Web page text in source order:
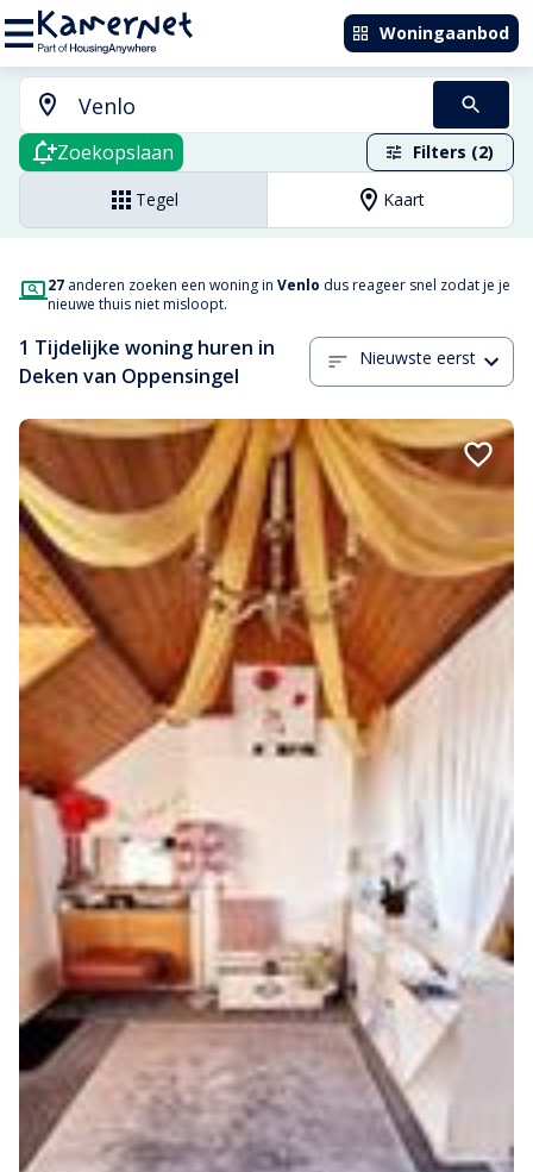
Woningaanbod
Zoekopslaan Filters (2)
Tegel Kaart
27 anderen zoeken een woning in Venlo dus reageer snel zodat je je
nieuwe thuis niet misloopt.
1 Tijdelijke woning huren in
Deken van Oppensingel
Nieuwste eerst